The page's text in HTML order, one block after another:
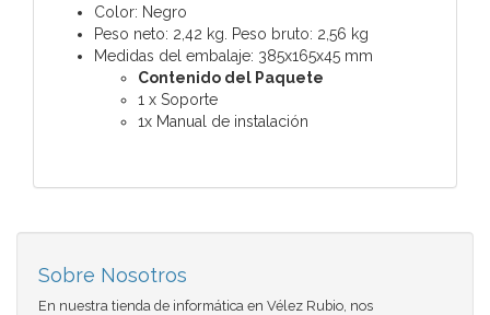
Color: Negro
Peso neto: 2,42 kg. Peso bruto: 2,56 kg
Medidas del embalaje: 385x165x45 mm
Contenido del Paquete
1 x Soporte
1x Manual de instalación
Sobre Nosotros
En nuestra tienda de informática en Vélez Rubio, nos